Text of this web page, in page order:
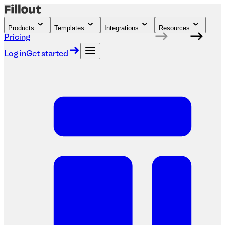
Products Templates Integrations Resources
Pricing
Log inGet started